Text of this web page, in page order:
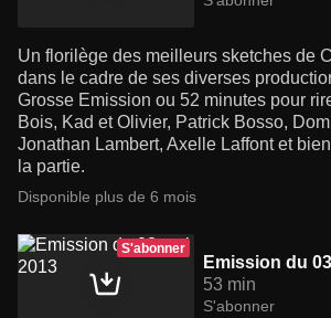
Un florilège des meilleurs sketches de
dans le cadre de ses diverses
Grosse Emission ou 52 minutes pour
Bois, Kad et Olivier, Patrick Bosso,
Jonathan Lambert, Axelle Laffont et
la partie.
Disponible plus de 6 mois
S'abonner
Emission du
53 min
S'abonner